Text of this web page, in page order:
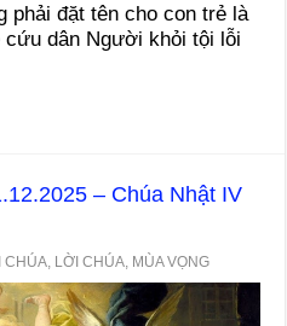
phải đặt tên cho con trẻ là
dân Người khỏi tội lỗi
– Chúa Nhật IV
CHÚA LỜI CHÚA MÙA VỌNG